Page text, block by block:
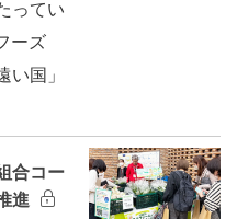
ってい
ーズ
い国」
合コー
進